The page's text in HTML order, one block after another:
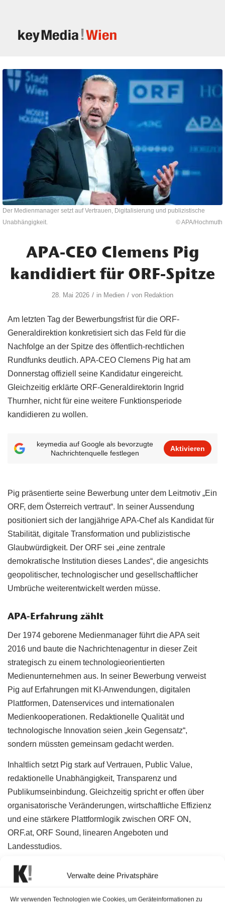
Verwalte deine Privatsphäre
Wir verwenden Technologien wie Cookies, um Geräteinformationen zu
Der Medienmanager setzt auf Vertrauen, Digitalisierung und publizistische
Unabhängigkeit.
© APA/Hochmuth
APA-CEO Clemens Pig
kandidiert für ORF-Spitze
28. Mai 2026 / in Medien / von Redaktion
Am letzten Tag der Bewerbungsfrist für die ORF-
Generaldirektion konkretisiert sich das Feld für die
Nachfolge an der Spitze des öffentlich-rechtlichen
Rundfunks deutlich. APA-CEO Clemens Pig hat am
Donnerstag offiziell seine Kandidatur eingereicht.
Gleichzeitig erklärte ORF-Generaldirektorin Ingrid
Thurnher, nicht für eine weitere Funktionsperiode
kandidieren zu wollen.
keymedia auf Google als bevorzugte
Nachrichtenquelle festlegen
Aktivieren
Pig präsentierte seine Bewerbung unter dem Leitmotiv „Ein
ORF, dem Österreich vertraut“. In seiner Aussendung
positioniert sich der langjährige APA-Chef als Kandidat für
Stabilität, digitale Transformation und publizistische
Glaubwürdigkeit. Der ORF sei „eine zentrale
demokratische Institution dieses Landes“, die angesichts
geopolitischer, technologischer und gesellschaftlicher
Umbrüche weiterentwickelt werden müsse.
APA-Erfahrung zählt
Der 1974 geborene Medienmanager führt die APA seit
2016 und baute die Nachrichtenagentur in dieser Zeit
strategisch zu einem technologieorientierten
Medienunternehmen aus. In seiner Bewerbung verweist
Pig auf Erfahrungen mit KI-Anwendungen, digitalen
Plattformen, Datenservices und internationalen
Medienkooperationen. Redaktionelle Qualität und
technologische Innovation seien „kein Gegensatz“,
sondern müssten gemeinsam gedacht werden.
Inhaltlich setzt Pig stark auf Vertrauen, Public Value,
redaktionelle Unabhängigkeit, Transparenz und
Publikumseinbindung. Gleichzeitig spricht er offen über
organisatorische Veränderungen, wirtschaftliche Effizienz
und eine stärkere Plattformlogik zwischen ORF ON,
ORF.at, ORF Sound, linearen Angeboten und
Landesstudios.